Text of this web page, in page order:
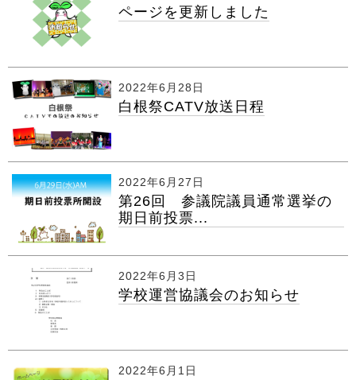
ページを更新しました
2022年6月28日
白根祭CATV放送日程
2022年6月27日
第26回 参議院議員通常選挙の
期日前投票...
2022年6月3日
学校運営協議会のお知らせ
2022年6月1日